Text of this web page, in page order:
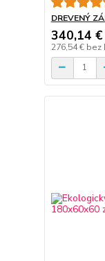
DREVENÝ
340,14 €
276,54 € bez